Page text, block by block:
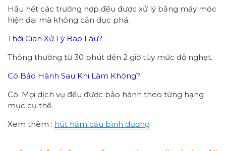
Hầu hết các trường hợp đều được xử lý bằng máy móc
hiện đại mà không cần đục phá.
Thời Gian Xử Lý Bao Lâu?
Thông thường từ 30 phút đến 2 giờ tùy mức độ nghẹt.
Có Bảo Hành Sau Khi Làm Không?
Có. Mọi dịch vụ đều được bảo hành theo từng hạng
mục cụ thể.
Xem thêm : hút hầm cầu bình dương